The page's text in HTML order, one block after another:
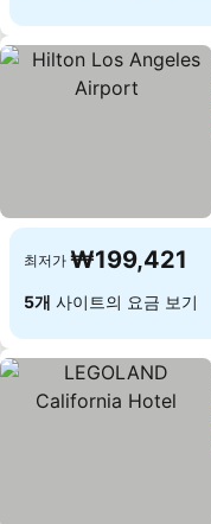
최저가 ₩199,421
5개 사이트의 요금 보기